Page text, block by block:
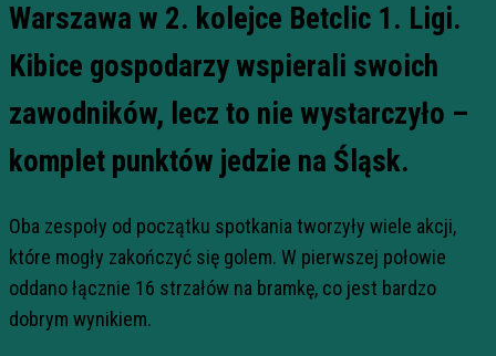
Warszawa w 2. kolejce Betclic 1. Ligi.
Kibice gospodarzy wspierali swoich
zawodników, lecz to nie wystarczyło –
komplet punktów jedzie na Śląsk.
Oba zespoły od początku spotkania tworzyły wiele akcji,
które mogły zakończyć się golem. W pierwszej połowie
oddano łącznie 16 strzałów na bramkę, co jest bardzo
dobrym wynikiem.